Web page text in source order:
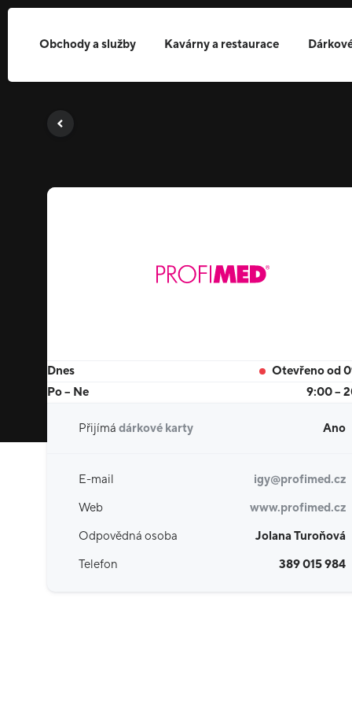
Obchody a služby Kavárny a restaurace
Dnes
Otevřeno od
Po – Ne
9:00 –
Přijímá dárkové karty Ano
E-mail
igy@profimed.cz
Web
www.profimed.cz
Odpovědná osoba
Jolana Turoňová
Telefon
389 015 984